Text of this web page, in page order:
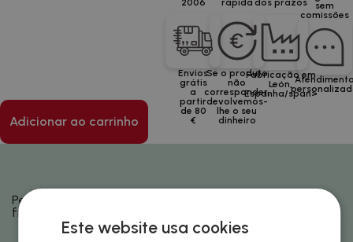
2006 rápida dos prazos
sem
comissões
Envios
grátis
a
partir
de 80
€
Se o produto
não
corresponder,
devolvemos-
lhe o seu
dinheiro
Fabricação em
León,
Espanha/span>
Adicionar ao carrinho
Perguntas
frequentes
Posso pedir
amostras?
Este website usa cookies